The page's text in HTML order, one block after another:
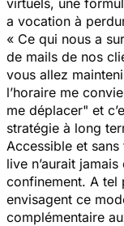
a vocation à
« Ce qui nous a
de mails de nos
vous allez
l’horaire me
me déplacer" et
stratégie à long
Accessible et
live n’aurait
confinement. A tel
envisagent ce
complémentaire